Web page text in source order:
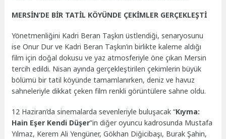
MERSİN’DE BİR TATİL KÖYÜNDE ÇEKİMLER GERÇEKLEŞTİ
Yönetmenliğini Kadri Beran Taşkın üstlendiği, senaryosunu
ise Onur Dur ve Kadri Beran Taşkın’ın birlikte kaleme aldığı
film için doğal dokusu ve yaz atmosferiyle öne çıkan Mersin
tercih edildi. Nisan ayında gerçekleştirilen çekimlerin büyük
bölümü bir tatil köyünde tamamlanırken, deniz ve havuz
sahneleriyle dikkat çeken film renkli görüntülere sahne oldu.
12 Haziran’da sinemalarda sevenleriyle buluşacak “Kıyma:
Hain Eşer Kendi Düşer”in diğer oyuncu kadrosunda Mustafa
Yılmaz, Kerem Ali Yengüner, Gökhan Diğicibaşı, Burak Şahin,